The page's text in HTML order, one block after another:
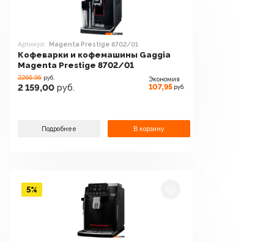
Артикул: Magenta Prestige 8702/01
Кофеварки и кофемашины Gaggia
Magenta Prestige 8702/01
2266.95 руб.
2 159,00 руб.
Экономия
107,95 руб.
Подробнее В корзину
5%